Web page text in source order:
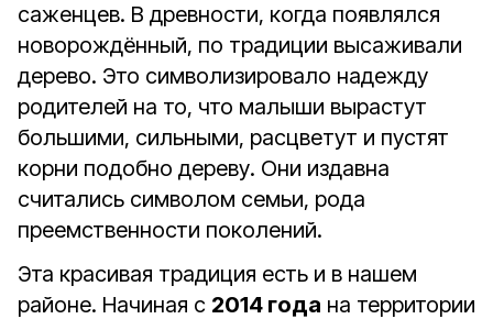
саженцев. В древности, когда появ­лялся
новорождённый, по тради­ции высаживали
дерево. Это симво­лизировало надежду
родителей на то, что малыши вырастут
большими, сильны­ми, расцветут и пустят
корни подобно дереву. Они издавна
считались симво­лом семьи, рода
преемственности по­колений.
Эта красивая традиция есть и в нашем
районе. Начиная с 2014 го­да на территории